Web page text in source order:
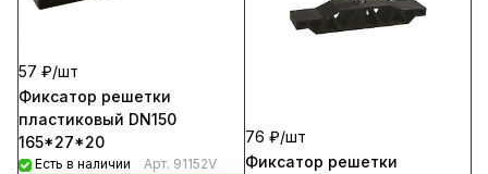
57 ₽/шт
Фиксатор решетки
пластиковый DN150
165*27*20
Есть в наличии Арт. 91152V
76 ₽/шт
Фиксатор решетки